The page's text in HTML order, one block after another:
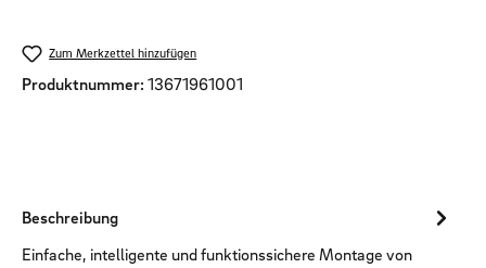
Zum Merkzettel hinzufügen
Produktnummer: 13671961001
Beschreibung
Einfache, intelligente und funktionssichere Montage von